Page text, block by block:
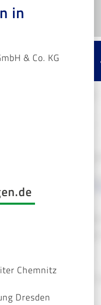
in
& Co. KG
Chemnitz
Dresden